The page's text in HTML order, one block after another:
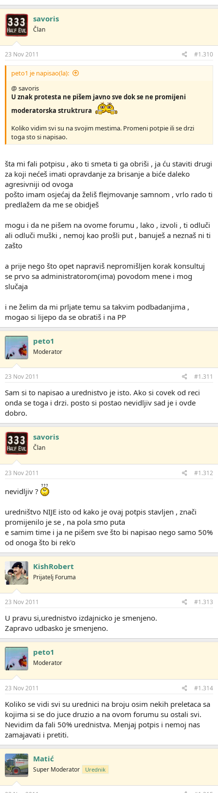
savoris
Član
23 Nov 2011 #1.310
peto1 je napisao(la):
@ savoris
U znak protesta ne pišem javno sve dok se ne promijeni
moderatorska struktrura
Koliko vidim svi su na svojim mestima. Promeni potpie ili se drzi
toga sto si napisao.
šta mi fali potpisu , ako ti smeta ti ga obriši , ja ću staviti drugi
za koji nećeš imati opravdanje za brisanje a biće daleko
agresivniji od ovoga
pošto imam osjećaj da želiš flejmovanje samnom , vrlo rado ti
predlažem da me se obidješ
mogu i da ne pišem na ovome forumu , lako , izvoli , ti odluči
ali odluči muški , nemoj kao prošli put , banuješ a neznaš ni ti
zašto
a prije nego što opet napraviš nepromišljen korak konsultuj
se prvo sa administratorom(ima) povodom mene i mog
slučaja
i ne želim da mi prljate temu sa takvim podbadanjima ,
mogao si lijepo da se obratiš i na PP
peto1
Moderator
23 Nov 2011 #1.311
Sam si to napisao a urednistvo je isto. Ako si covek od reci
onda se toga i drzi. posto si postao nevidljiv sad je i ovde
dobro.
savoris
Član
23 Nov 2011 #1.312
nevidljiv ?
uredništvo NIJE isto od kako je ovaj potpis stavljen , znači
promijenilo je se , na pola smo puta
e samim time i ja ne pišem sve što bi napisao nego samo 50%
od onoga što bi rek'o
KishRobert
Prijatelj Foruma
23 Nov 2011 #1.313
U pravu si,urednistvo izdajnicko je smenjeno.
Zapravo udbasko je smenjeno.
peto1
Moderator
23 Nov 2011 #1.314
Koliko se vidi svi su urednici na broju osim nekih preletaca sa
kojima si se do juce druzio a na ovom forumu su ostali svi.
Nevidim da fali 50% urednistva. Menjaj potpis i nemoj nas
zamajavati i pretiti.
Matić
Super Moderator Urednik